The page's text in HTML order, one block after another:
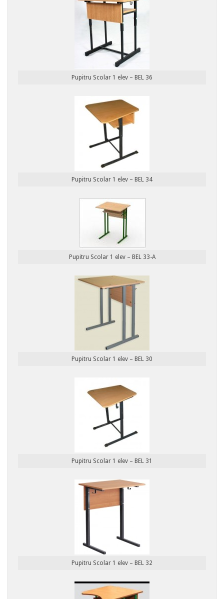
Pupitru Scolar 1 elev – BEL 36
Pupitru Scolar 1 elev – BEL 34
Pupitru Scolar 1 elev – BEL 33-A
Pupitru Scolar 1 elev – BEL 30
Pupitru Scolar 1 elev – BEL 31
Pupitru Scolar 1 elev – BEL 32